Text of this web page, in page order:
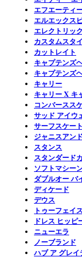
エフエーティ
エルエックス
エレクトリック
カスタムスタ
カットレイト
キャプテンズ
キャプテンズ
キャリー
キャリー X キ
コンバースス
サッド アイウ
サーフスケー
ジャニスアン
スタンス
スタンダード
ソフトマシー
ダブルオー バ
ディケード
デウス
トゥーフェイ
ドレス ヒッピ
ニューエラ
ノーブランド
ハブ ア グレ